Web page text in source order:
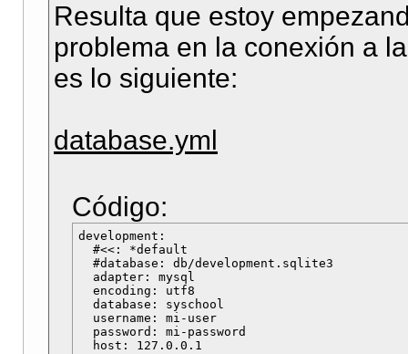
Resulta que estoy
problema en la conexión a
es lo siguiente:
database.yml
Código:
development:
  #<<: *default
  #database: db/development.sqlite3
  adapter: mysql
  encoding: utf8
  database: syschool
  username: mi-user
  password: mi-password
  host: 127.0.0.1